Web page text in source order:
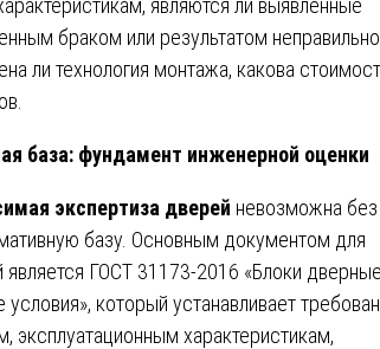
браком или результатом
ли технология монтажа, какова
база: фундамент инженерной оценки
экспертиза дверей невозможна без
базу. Основным документом для
является ГОСТ 31173-2016 «Блоки дверные
который устанавливает
эксплуатационным характеристикам,